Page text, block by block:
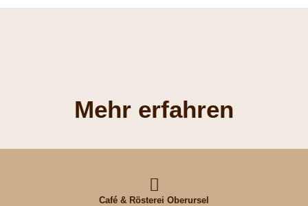
Mehr erfahren
Café & Rösterei Oberursel